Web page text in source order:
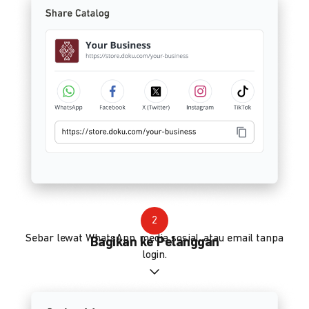
2
Bagikan ke Pelanggan
Sebar lewat WhatsApp, media sosial, atau email tanpa
login.